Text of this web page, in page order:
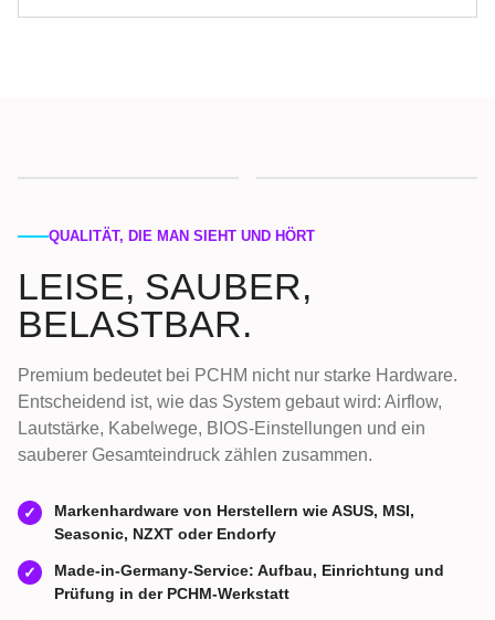
QUALITÄT, DIE MAN SIEHT UND HÖRT
LEISE, SAUBER,
BELASTBAR.
Premium bedeutet bei PCHM nicht nur starke Hardware.
Entscheidend ist, wie das System gebaut wird: Airflow,
Lautstärke, Kabelwege, BIOS-Einstellungen und ein
sauberer Gesamteindruck zählen zusammen.
✓
Markenhardware von Herstellern wie ASUS, MSI,
Seasonic, NZXT oder Endorfy
✓
Made-in-Germany-Service: Aufbau, Einrichtung und
Prüfung in der PCHM-Werkstatt